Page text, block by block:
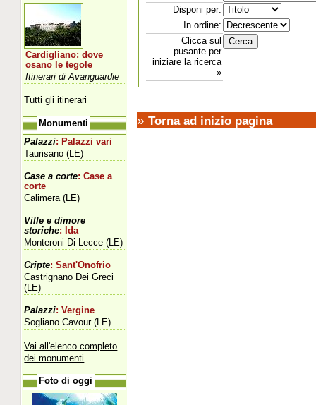
Disponi per:
In ordine:
Clicca sul
pusante per
iniziare la ricerca
»
» Torna ad inizio pagina
Cardigliano: dove
osano le tegole
Itinerari di Avanguardie
Tutti gli itinerari
Monumenti
Palazzi: Palazzi vari
Taurisano (LE)
Case a corte: Case a
corte
Calimera (LE)
Ville e dimore
storiche: Ida
Monteroni Di Lecce (LE)
Cripte: Sant'Onofrio
Castrignano Dei Greci
(LE)
Palazzi: Vergine
Sogliano Cavour (LE)
Vai all'elenco completo
dei monumenti
Foto di oggi